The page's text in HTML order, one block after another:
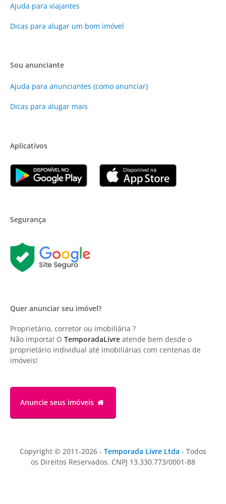
Ajuda para viajantes
Dicas para alugar um bom imóvel
Sou anunciante
Ajuda para anunciantes (como anunciar)
Dicas para alugar mais
Aplicativos
Segurança
Quer anunciar seu imóvel?
Proprietário, corretor ou imobiliária ?
Não importa! O TemporadaLivre atende bem desde o
proprietário individual até imobiliárias com centenas de
imóveis!
Anuncie seus imóveis
Copyright © 2011-2026 - Temporada Livre Ltda - Todos
os Direitos Reservados. CNPJ 13.330.773/0001-88